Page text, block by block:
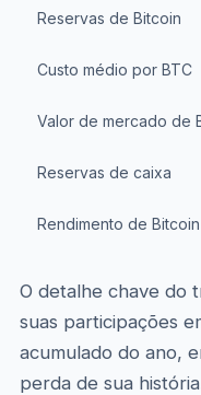
Reservas de Bitcoin
Custo médio por BTC
Valor de mercado de
Reservas de caixa
Rendimento de
O detalhe chave do
suas participações
acumulado do ano,
perda de sua